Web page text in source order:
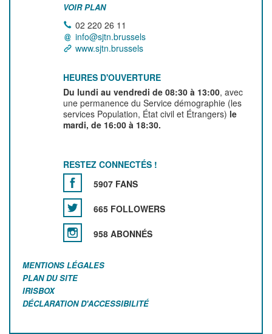
VOIR PLAN
02 220 26 11
info@sjtn.brussels
www.sjtn.brussels
HEURES D'OUVERTURE
Du lundi au vendredi de 08:30 à 13:00, avec
une permanence du Service démographie (les
services Population, État civil et Étrangers) le
mardi, de 16:00 à 18:30.
RESTEZ CONNECTÉS !
5907 FANS
665 FOLLOWERS
958 ABONNÉS
MENTIONS LÉGALES
PLAN DU SITE
IRISBOX
DÉCLARATION D'ACCESSIBILITÉ